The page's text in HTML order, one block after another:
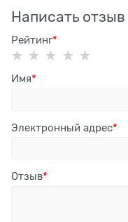
Написать отзыв
Рейтинг
Имя
Электронный адрес
Отзыв